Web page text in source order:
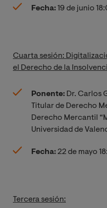
Fecha:19 de junio
Cuarta sesión:
el Derecho de la
Ponente: Dr. Carlos
Titular de Derecho
Derecho Mercantil
Universidad de
Fecha:22 de mayo
Tercera sesión: